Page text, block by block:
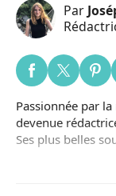
Par
Passionnée par
devenue
Ses plus belles
noire adoptée